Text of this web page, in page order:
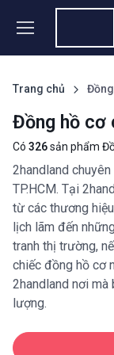
Trang chủ
Đồng hồ cơ
Có 326sản phẩm
2handland
TP.HCM. Tại
từ các thương
lịch lãm đến
tranh thị trường,
chiếc đồng hồ cơ
2handland nơi
lượng.